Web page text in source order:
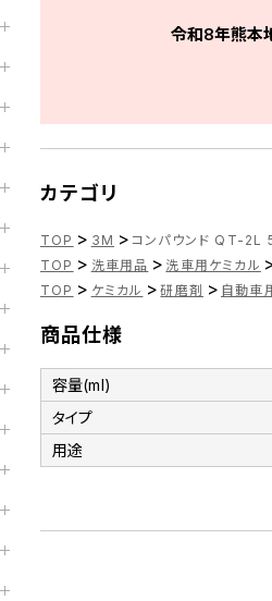
令和8年熊本
カテゴリ
TOP > 3M > コンパウンド QT-
TOP > 洗車用品 > 洗車用ケミカル
TOP > ケミカル > 研磨剤 > 自動車
商品仕様
容量(ml)
タイプ
用途